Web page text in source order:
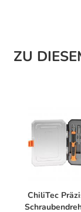
ZU
ChiliTec